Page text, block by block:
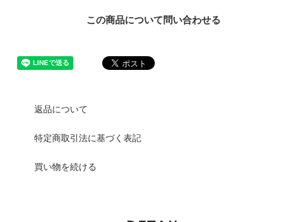
この商品について問い合わせる
返品について
特定商取引法に基づく表記
買い物を続ける